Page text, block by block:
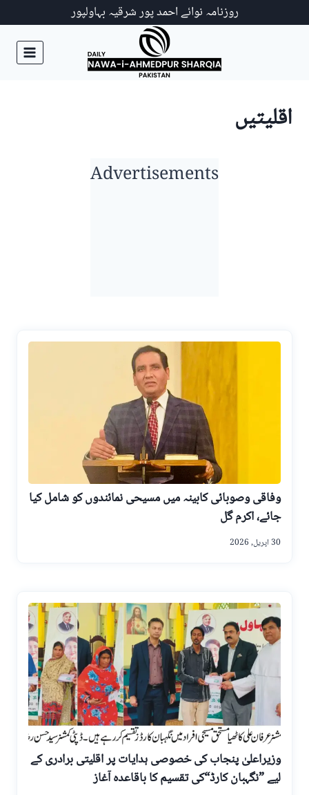
روزنامہ نوائے احمد پور شرقیہ بہاولپور
اقلیتیں
Advertisements
وفاقی وصوبائی کابینہ میں مسیحی نمائندوں کو شامل کیا
جائے، اکرم گل
30 اپریل, 2026
وزیراعلیٰ پنجاب کی خصوصی ہدایات پر اقلیتی برادری کے
لیے ”نگہبان کارڈ“کی تقسیم کا باقاعدہ آغاز